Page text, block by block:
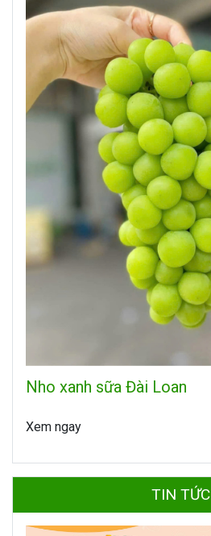
Nho xanh sữa Đài Loan
Xem ngay
TIN TỨC